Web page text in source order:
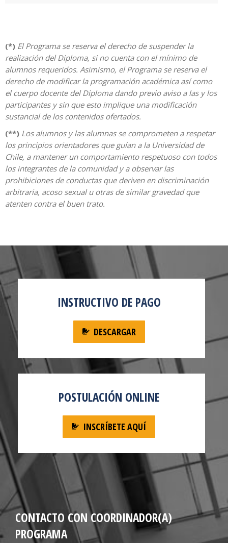
(*) El Programa se reserva el derecho de suspender la
realización del Diploma, si no cuenta con el mínimo de
alumnos requeridos. Asimismo, el Programa se reserva el
derecho de modificar la programación académica así como
el cuerpo docente del Diploma dando previo aviso a las y los
participantes y sin que esto implique una modificación
sustancial de los contenidos ofertados.
(**) Los alumnos y las alumnas se comprometen a respetar
los principios orientadores que guían a la Universidad de
Chile, a mantener un comportamiento respetuoso con todos
los integrantes de la comunidad y a observar las
prohibiciones de conductas que deriven en discriminación
arbitraria, acoso sexual u otras de similar gravedad que
atenten contra el buen trato.
INSTRUCTIVO DE PAGO
DESCARGAR
POSTULACIÓN ONLINE
INSCRÍBETE AQUÍ
CONTACTO CON COORDINADOR(A)
PROGRAMA